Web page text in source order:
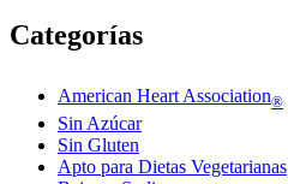
Categorías
American Heart Association®
Sin Azúcar
Sin Gluten
Apto para Dietas Vegetarianas